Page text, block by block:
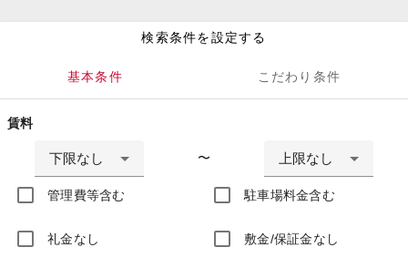
検索条件を設定する
基本条件 こだわり条件
賃料
下限なし 〜 上限なし
管理費等含む 駐車場料金含む
礼金なし 敷金/保証金なし